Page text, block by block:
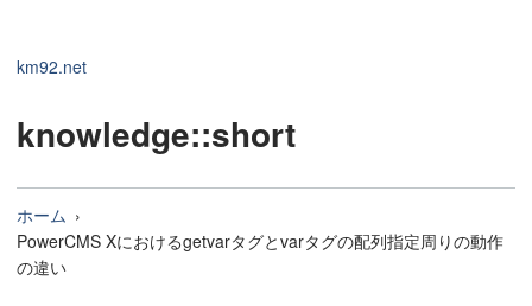
km92.net
knowledge::short
ホーム
PowerCMS Xにおけるgetvarタグとvarタグの配列指定周りの動作
の違い